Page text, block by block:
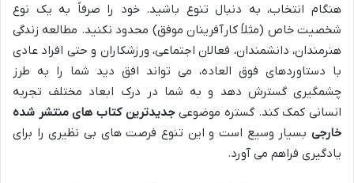
هنگام انتخاب، به دنبال تنوع باشید. خود را صرفاً به یک نوع
شخصیت خاص (مثلاً کارآفرینان موفق) محدود نکنید. مطالعه زندگی
هنرمندان، دانشمندان، فعالان اجتماعی، ورزشکاران و حتی افراد عادی
با دستاوردهای فوق العاده، می تواند افق دید شما را به طرز
چشمگیری گسترش دهد و به شما در درک ابعاد مختلف تجربه
انسانی کمک کند. گستره موضوعیجدیدترین کتاب های منتشر شده
خارجی بسیار وسیع است و این تنوع فرصت های بی نظیری را برای
یادگیری فراهم می آورد.